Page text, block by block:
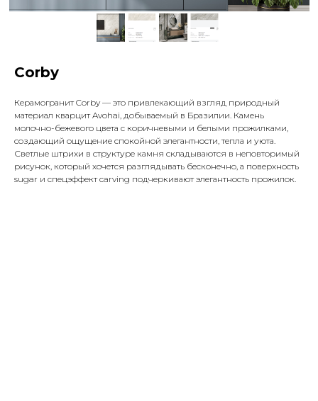
Corby
Керамогранит Corby — это привлекающий взгляд природный
материал кварцит Avohai, добываемый в Бразилии. Камень
молочно-бежевого цвета с коричневыми и белыми прожилками,
создающий ощущение спокойной элегантности, тепла и уюта.
Светлые штрихи в структуре камня складываются в неповторимый
рисунок, который хочется разглядывать бесконечно, а поверхность
sugar и спецэффект carving подчеркивают элегантность прожилок.